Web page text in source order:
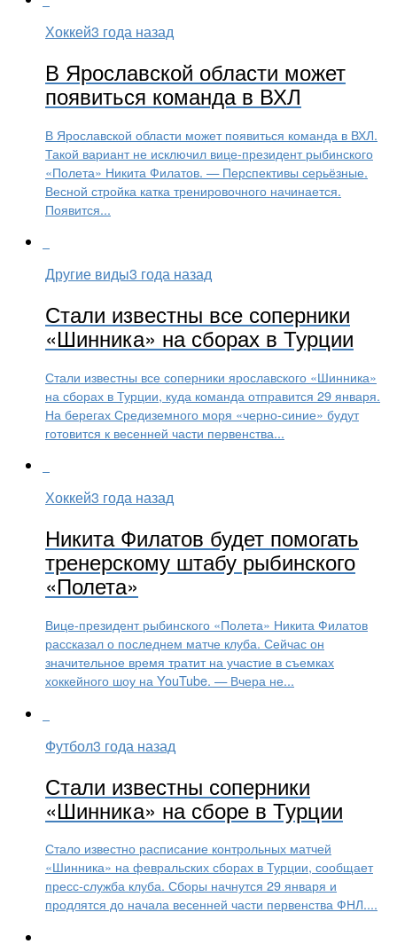
Хоккей3 года назад
В Ярославской области может
появиться команда в ВХЛ
В Ярославской области может появиться команда в ВХЛ.
Такой вариант не исключил вице-президент рыбинского
«Полета» Никита Филатов. — Перспективы серьёзные.
Весной стройка катка тренировочного начинается.
Появится...
Другие виды3 года назад
Стали известны все соперники
«Шинника» на сборах в Турции
Стали известны все соперники ярославского «Шинника»
на сборах в Турции, куда команда отправится 29 января.
На берегах Средиземного моря «черно-синие» будут
готовится к весенней части первенства...
Хоккей3 года назад
Никита Филатов будет помогать
тренерскому штабу рыбинского
«Полета»
Вице-президент рыбинского «Полета» Никита Филатов
рассказал о последнем матче клуба. Сейчас он
значительное время тратит на участие в съемках
хоккейного шоу на YouTube. — Вчера не...
Футбол3 года назад
Стали известны соперники
«Шинника» на сборе в Турции
Стало известно расписание контрольных матчей
«Шинника» на февральских сборах в Турции, сообщает
пресс-служба клуба. Сборы начнутся 29 января и
продлятся до начала весенней части первенства ФНЛ....